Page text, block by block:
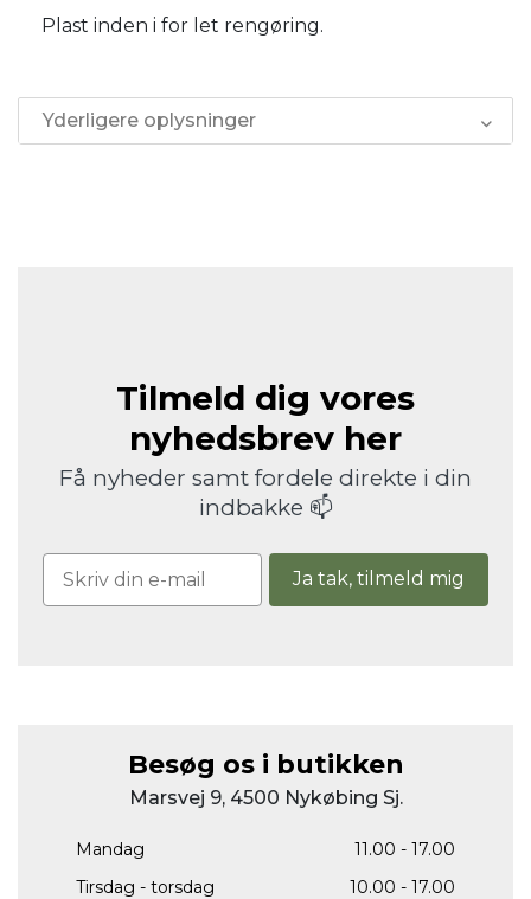
Plast inden i for let rengøring.
Yderligere oplysninger
Tilmeld dig vores
nyhedsbrev her
Få nyheder samt fordele direkte i din
indbakke 📫
Ja tak, tilmeld mig
Besøg os i butikken
Marsvej 9, 4500 Nykøbing Sj.
Mandag
11.00 - 17.00
Tirsdag - torsdag
10.00 - 17.00